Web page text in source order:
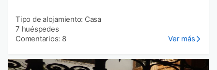
Tipo de alojamiento: Casa
7 huéspedes
Comentarios: 8
Ver más